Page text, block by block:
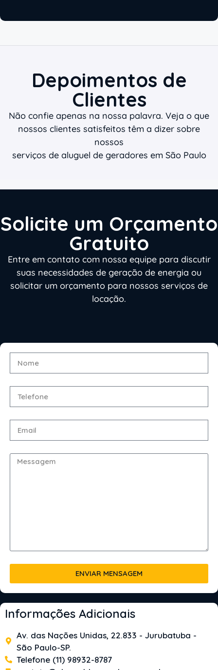
Depoimentos de
Clientes
Não confie apenas na nossa palavra. Veja o que
nossos clientes satisfeitos têm a dizer sobre
nossos
serviços de aluguel de geradores em São Paulo
Solicite um Orçamento
Gratuito
Entre em contato com nossa equipe para discutir
suas necessidades de geração de energia ou
solicitar um orçamento para nossos serviços de
locação.
ENVIAR MENSAGEM
Informações Adicionais
Av. das Nações Unidas, 22.833 - Jurubatuba -
São Paulo-SP.
Telefone (11) 98932-8787